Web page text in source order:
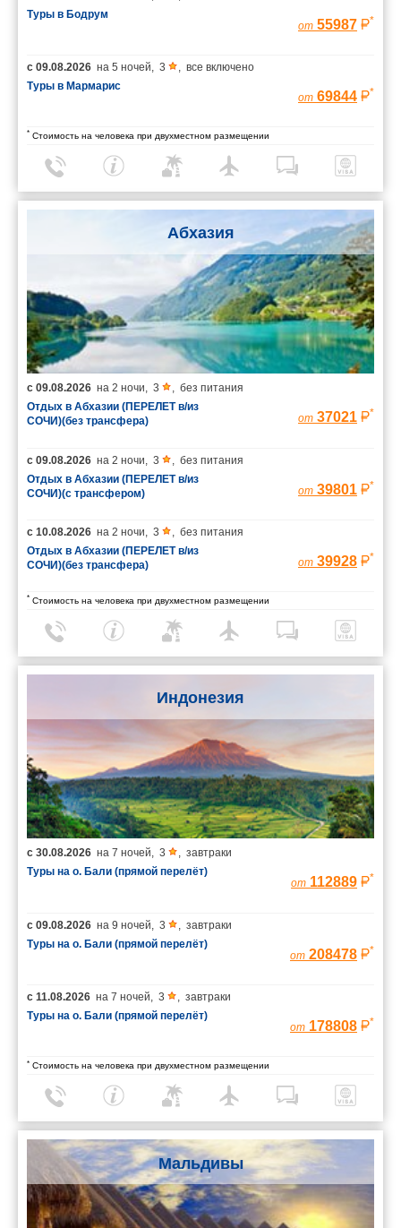
Туры в Бодрум
от 55987 *
с 09.08.2026 на 5 ночей, 3 , все включено
Туры в Мармарис
от 69844 *
* Стоимость на человека при двухместном размещении
Абхазия
с 09.08.2026 на 2 ночи, 3 , без питания
Отдых в Абхазии (ПЕРЕЛЕТ в/из
СОЧИ)(без трансфера)
от 37021 *
с 09.08.2026 на 2 ночи, 3 , без питания
Отдых в Абхазии (ПЕРЕЛЕТ в/из
СОЧИ)(с трансфером)
от 39801 *
с 10.08.2026 на 2 ночи, 3 , без питания
Отдых в Абхазии (ПЕРЕЛЕТ в/из
СОЧИ)(без трансфера)
от 39928 *
* Стоимость на человека при двухместном размещении
Индонезия
с 30.08.2026 на 7 ночей, 3 , завтраки
Туры на о. Бали (прямой перелёт)
от 112889 *
с 09.08.2026 на 9 ночей, 3 , завтраки
Туры на о. Бали (прямой перелёт)
от 208478 *
с 11.08.2026 на 7 ночей, 3 , завтраки
Туры на о. Бали (прямой перелёт)
от 178808 *
* Стоимость на человека при двухместном размещении
Мальдивы